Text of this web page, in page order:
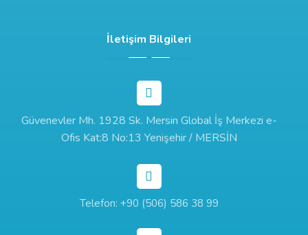
İletişim Bilgileri
Güvenevler Mh. 1928 Sk. Mersin Global İş Merkezi e-
Ofis Kat:8 No:13 Yenişehir / MERSİN
Telefon: +90 (506) 586 38 99